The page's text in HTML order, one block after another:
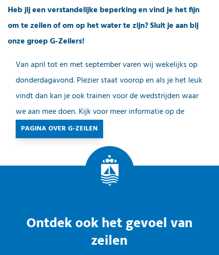
Heb jij een verstandelijke beperking en vind je het fijn
om te zeilen of om op het water te zijn? Sluit je aan bij
onze groep G-Zeilers!
Van april tot en met september varen wij wekelijks op
donderdagavond. Plezier staat voorop en als je het leuk
vindt dan kan je ook trainen voor de wedstrijden waar
we aan mee doen. Kijk voor meer informatie op de
PAGINA OVER G-ZEILEN
Ontdek ook het gevoel van
zeilen